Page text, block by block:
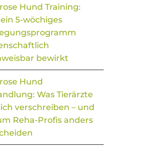
Hund Training:
5-wöchiges
bewirkt
Hund
Was Tierärzte
verschreiben – und
Reha-Profis anders